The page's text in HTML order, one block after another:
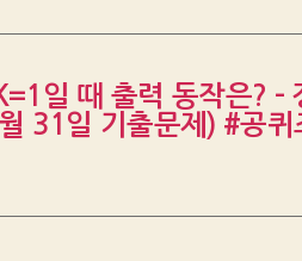
일 때 출력 동작은? –
31일 기출문제) #공퀴